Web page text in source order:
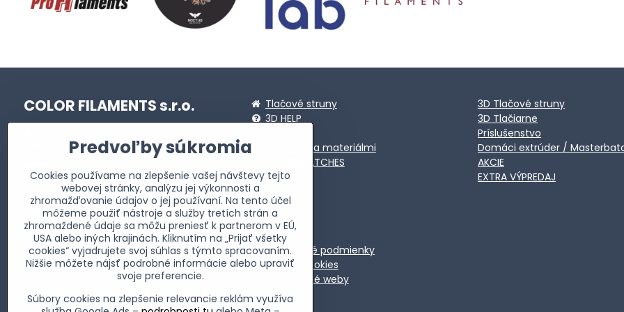
COLOR FILAMENTS s.r.o.
+421911472173
info​@profi-filaments​.sk
Fakturačná adresa
Allendeho 2735/24
059 51 Poprad-Matejovce
IČO: 51 993 821
DIČ: 2120856716
IČ DPH: SK2120856716
Prevádzka - adresa skladu
Tlačové struny
3D HELP
Sprievodca materiálmi
MASTERBATCHES
Novinky
Galéria
Kontakt
O nás
Obchodné podmienky
Súbory cookies
Spriatelené weby
3D Tlačové struny
3D Tlačiarne
Príslušenstvo
Domáci extrúder /
AKCIE
EXTRA VÝPREDAJ
Predvoľby súkromia
Cookies používame na zlepšenie vašej návštevy tejto
webovej stránky, analýzu jej výkonnosti a
zhromažďovanie údajov o jej používaní. Na tento účel
môžeme použiť nástroje a služby tretích strán a
zhromaždené údaje sa môžu preniesť k partnerom v EÚ,
USA alebo iných krajinách. Kliknutím na „Prijať všetky
cookies“ vyjadrujete svoj súhlas s týmto spracovaním.
Nižšie môžete nájsť podrobné informácie alebo upraviť
svoje preferencie.
Súbory cookies na zlepšenie relevancie reklám využíva